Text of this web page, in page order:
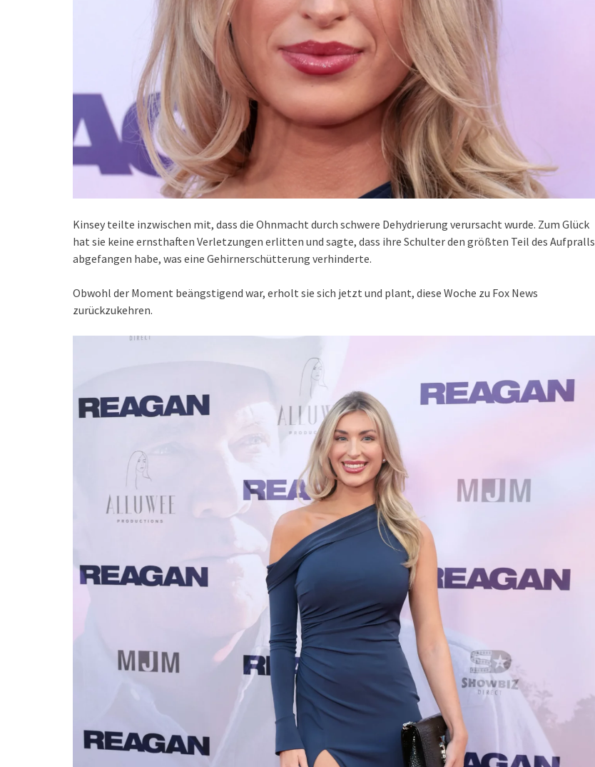
Kinsey teilte inzwischen mit, dass die Ohnmacht durch schwere Dehydrierung verursacht wurde. Zum Glück
hat sie keine ernsthaften Verletzungen erlitten und sagte, dass ihre Schulter den größten Teil des Aufpralls
abgefangen habe, was eine Gehirnerschütterung verhinderte.
Obwohl der Moment beängstigend war, erholt sie sich jetzt und plant, diese Woche zu Fox News
zurückzukehren.